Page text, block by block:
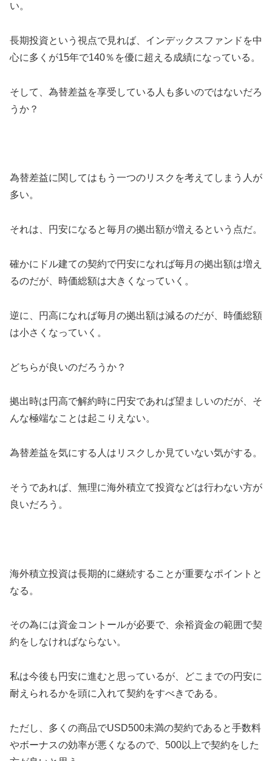
い。
長期投資という視点で見れば、インデックスファンドを中
心に多くが15年で140％を優に超える成績になっている。
そして、為替差益を享受している人も多いのではないだろ
うか？
為替差益に関してはもう一つのリスクを考えてしまう人が
多い。
それは、円安になると毎月の拠出額が増えるという点だ。
確かにドル建ての契約で円安になれば毎月の拠出額は増え
るのだが、時価総額は大きくなっていく。
逆に、円高になれば毎月の拠出額は減るのだが、時価総額
は小さくなっていく。
どちらが良いのだろうか？
拠出時は円高で解約時に円安であれば望ましいのだが、そ
んな極端なことは起こりえない。
為替差益を気にする人はリスクしか見ていない気がする。
そうであれば、無理に海外積立て投資などは行わない方が
良いだろう。
海外積立投資は長期的に継続することが重要なポイントと
なる。
その為には資金コントールが必要で、余裕資金の範囲で契
約をしなければならない。
私は今後も円安に進むと思っているが、どこまでの円安に
耐えられるかを頭に入れて契約をすべきである。
ただし、多くの商品でUSD500未満の契約であると手数料
やボーナスの効率が悪くなるので、500以上で契約をした